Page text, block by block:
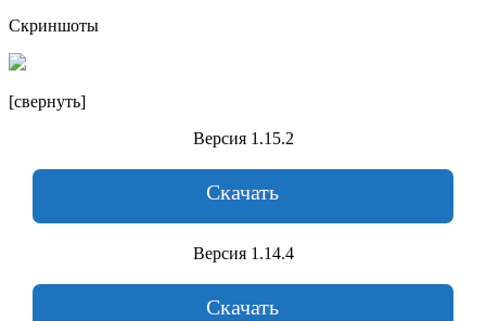
Скриншоты
[свернуть]
Версия 1.15.2
Скачать
Версия 1.14.4
Скачать